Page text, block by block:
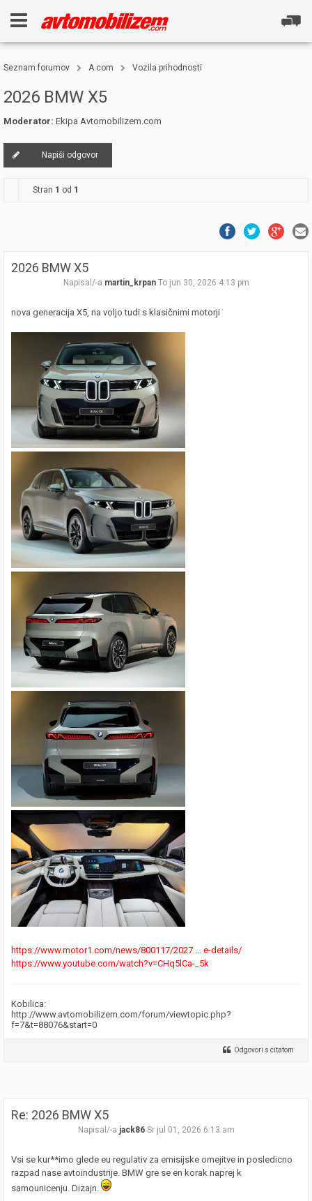
Seznam forumov A.com Vozila prihodnosti
2026 BMW X5
Moderator: Ekipa Avtomobilizem.com
Napiši odgovor
Stran 1 od 1
2026 BMW X5
Napisal/-a martin_krpan To jun 30, 2026 4:13 pm
nova generacija X5, na voljo tudi s klasičnimi motorji
https://www.motor1.com/news/800117/2027 ... e-details/
https://www.youtube.com/watch?v=CHq5lCa-_5k
Kobilica:
http://www.avtomobilizem.com/forum/viewtopic.php?
f=7&t=88076&start=0
Odgovori s citatom
Re: 2026 BMW X5
Napisal/-a jack86 Sr jul 01, 2026 6:13 am
Vsi se kur**imo glede eu regulativ za emisijske omejitve in posledicno
razpad nase avtoindustrije. BMW gre se en korak naprej k
samounicenju. Dizajn.